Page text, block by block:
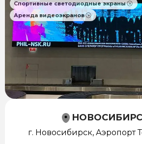
Спортивные светодиодные экраны
Аренда видеоэкранов
г. Новосибирск, Аэропорт